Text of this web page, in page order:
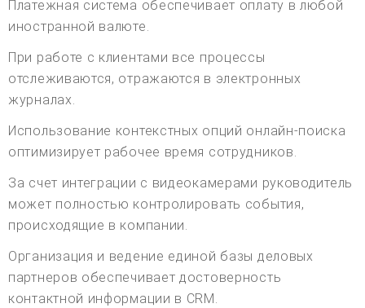
Платежная система обеспечивает оплату в любой
иностранной валюте.
При работе с клиентами все процессы
отслеживаются, отражаются в электронных
журналах.
Использование контекстных опций онлайн-поиска
оптимизирует рабочее время сотрудников.
За счет интеграции с видеокамерами руководитель
может полностью контролировать события,
происходящие в компании.
Организация и ведение единой базы деловых
партнеров обеспечивает достоверность
контактной информации в CRM.